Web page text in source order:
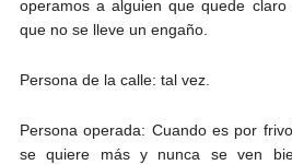
operamos a alguien que quede
que no se lleve un engaño.
Persona de la calle: tal vez.
Persona operada: Cuando es por
se quiere más y nunca se ven